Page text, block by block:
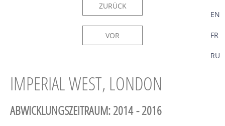
EN
FR
RU
ZURÜCK
VOR
IMPERIAL WEST, LONDON
ABWICKLUNGSZEITRAUM: 2014 - 2016